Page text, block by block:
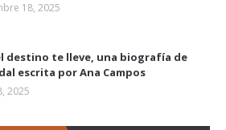
18, 2025
destino te lleve, una biografía de
escrita por Ana Campos
2025